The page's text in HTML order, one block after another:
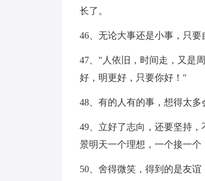
长了。
46、无论大事还是小事，只要
47、"人依旧，时间走，又是
好，明更好，只要你好！"
48、有的人有的事，想得太多
49、立好了志向，还要坚持
景明天一个理想，一个接一个
50、舍得微笑，得到的是友